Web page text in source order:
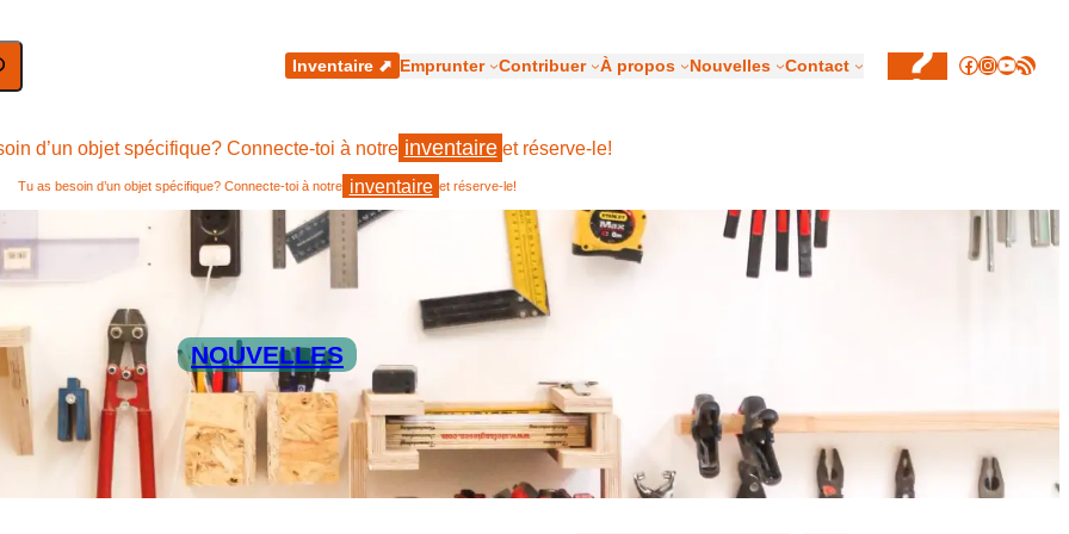
Inventaire ⬈ Emprunter Contribuer À propos Nouvelles Contact Facebook
Instagram
Flux RSS
d’un objet spécifique? Connecte-toi à notre inventaire et réserve-le!
Tu as besoin d’un objet spécifique? Connecte-toi à notre inventaire et réserve-le!
NOUVELLES